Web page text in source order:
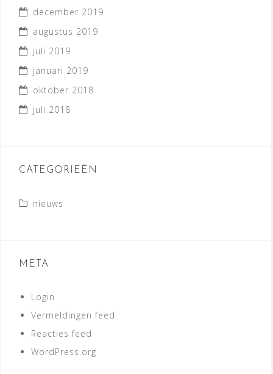
december 2019
augustus 2019
juli 2019
januari 2019
oktober 2018
juli 2018
CATEGORIEËN
nieuws
META
Login
Vermeldingen feed
Reacties feed
WordPress.org